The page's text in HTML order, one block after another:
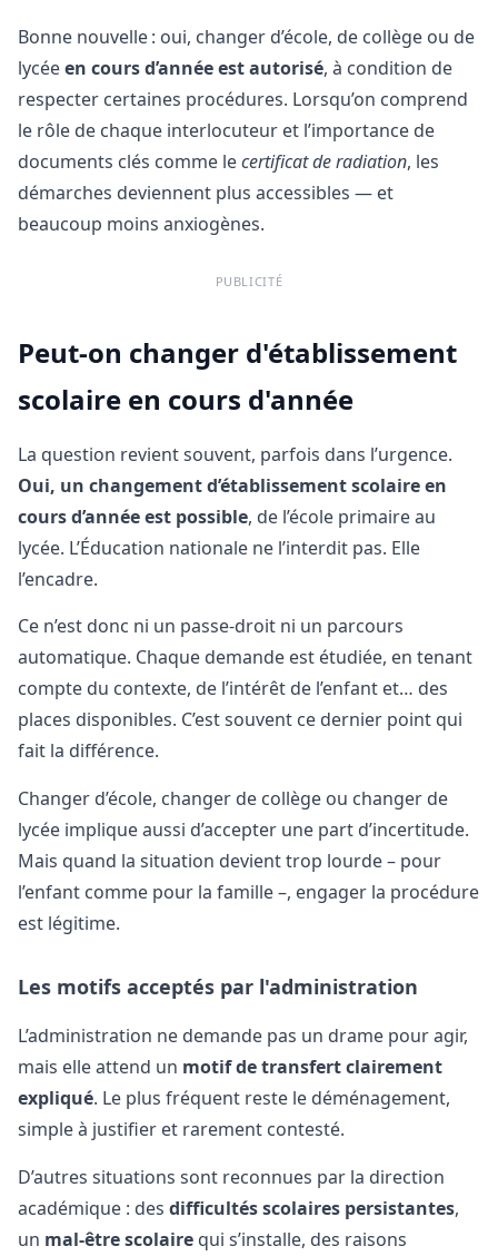
Bonne nouvelle : oui, changer d’école, de collège ou de
lycéeen cours d’année est autorisé, à condition de
respecter certaines procédures. Lorsqu’on comprend
le rôle de chaque interlocuteur et l’importance de
documents clés comme lecertificat de radiation, les
démarches deviennent plus accessibles — et
beaucoup moins anxiogènes.
PUBLICITÉ
Peut-on changer d'établissement
scolaire en cours d'année
La question revient souvent, parfois dans l’urgence.
Oui, un changement d’établissement scolaire en
cours d’année est possible, de l’école primaire au
lycée. L’Éducation nationale ne l’interdit pas. Elle
l’encadre.
Ce n’est donc ni un passe-droit ni un parcours
automatique. Chaque demande est étudiée, en tenant
compte du contexte, de l’intérêt de l’enfant et… des
places disponibles. C’est souvent ce dernier point qui
fait la différence.
Changer d’école, changer de collège ou changer de
lycée implique aussi d’accepter une part d’incertitude.
Mais quand la situation devient trop lourde – pour
l’enfant comme pour la famille –, engager la procédure
est légitime.
Les motifs acceptés par l'administration
L’administration ne demande pas un drame pour agir,
mais elle attend un motif de transfert clairement
expliqué. Le plus fréquent reste le déménagement,
simple à justifier et rarement contesté.
D’autres situations sont reconnues par la direction
académique : des difficultés scolaires persistantes,
un mal-être scolaire qui s’installe, des raisons